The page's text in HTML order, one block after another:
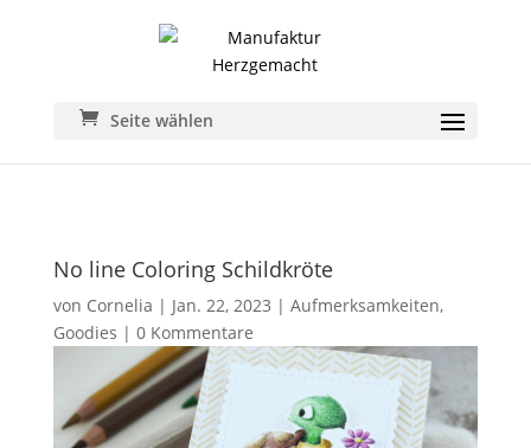
Seite wählen
No line Coloring Schildkröte
von Cornelia | Jan. 22, 2023 | Aufmerksamkeiten,
Goodies | 0 Kommentare